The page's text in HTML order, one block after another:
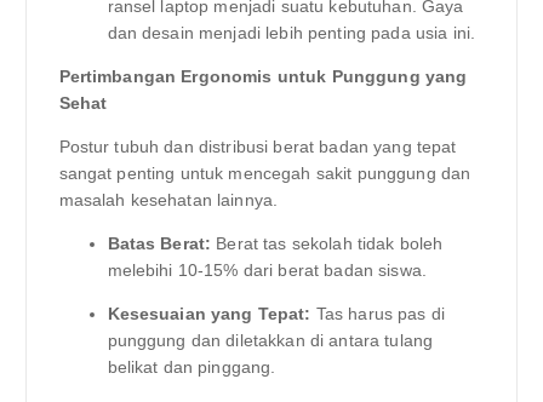
ransel laptop menjadi suatu kebutuhan. Gaya
dan desain menjadi lebih penting pada usia ini.
Pertimbangan Ergonomis untuk Punggung yang
Sehat
Postur tubuh dan distribusi berat badan yang tepat
sangat penting untuk mencegah sakit punggung dan
masalah kesehatan lainnya.
Batas Berat: Berat tas sekolah tidak boleh
melebihi 10-15% dari berat badan siswa.
Kesesuaian yang Tepat: Tas harus pas di
punggung dan diletakkan di antara tulang
belikat dan pinggang.